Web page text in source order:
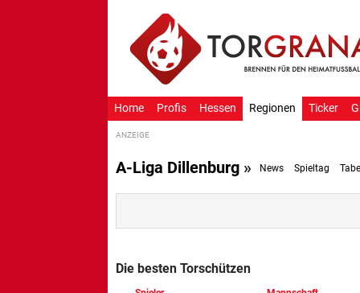
Home Profis Hessen Regionen Ticker
A-Liga Dillenburg » News Spieltag
Die besten Torschützen